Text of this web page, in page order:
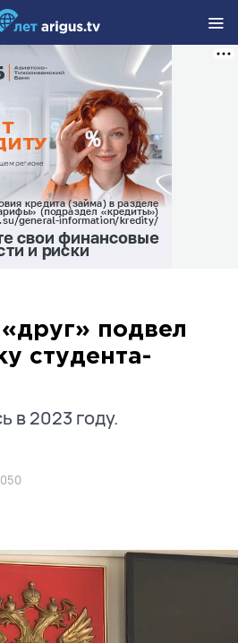
подвел
студента-
в 2023 году.